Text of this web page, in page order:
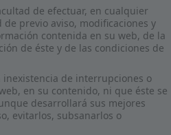
de efectuar, en cualquier
previo aviso, modificaciones y
contenida en su web, de la
de éste y de las condiciones de
inexistencia de interrupciones o
en su contenido, ni que éste se
desarrollará sus mejores
evitarlos, subsanarlos o